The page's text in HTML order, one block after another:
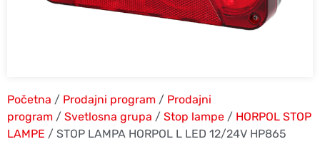
Početna / Prodajni program / Prodajni
program / Svetlosna grupa / Stop lampe / HORPOL STOP
LAMPE / STOP LAMPA HORPOL L LED 12/24V HP865